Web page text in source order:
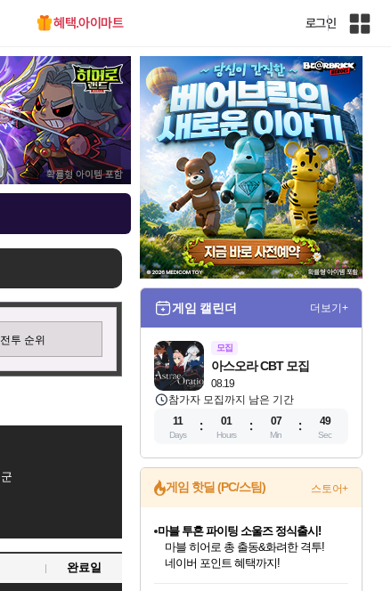
혜택.아이마트 로그인
인
사
이
트
맵
투 순위
완료일
게임 캘린더 더보기+
모집
08.19
아스오라 CBT 모집
참가자 모집까지 남은 기간
11
Days
01
Hours
07
Min
47
Sec
게임 핫딜 (PC/스팀) 스토어+
마블 투혼 파이팅 소울즈 정식출시!
마블 히어로 총 출동&화려한 격투!
네이버 포인트 혜택까지!